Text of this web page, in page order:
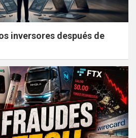
inversores después de